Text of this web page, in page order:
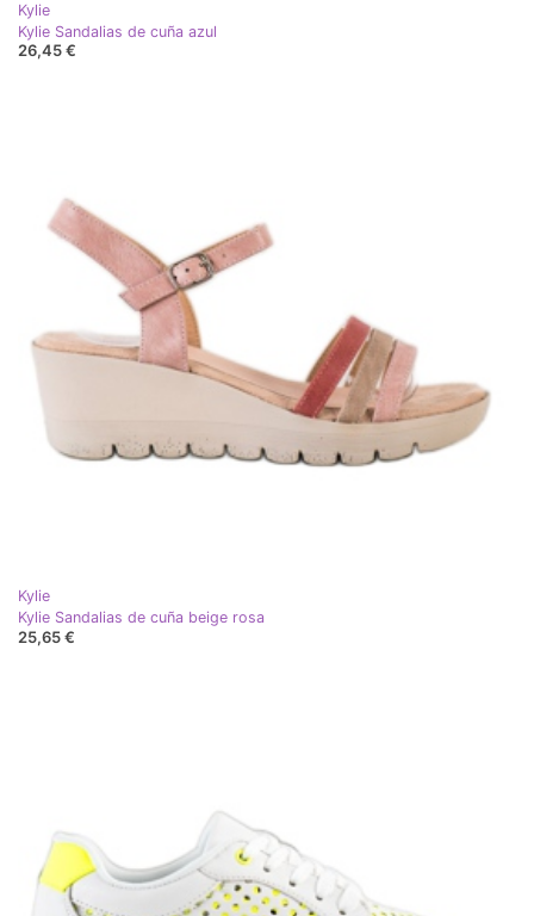
Kylie
Kylie Sandalias de cuña azul
26,45 €
Kylie
Kylie Sandalias de cuña beige rosa
25,65 €